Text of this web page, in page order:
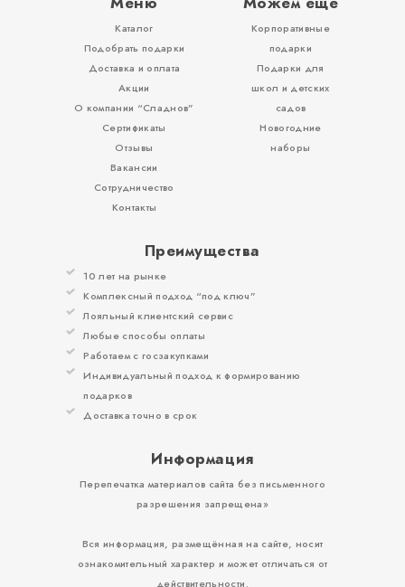
Вложения, игры
Каталог
Подобрать подарки
Доставка и оплата
Акции
О компании “Сладнов”
Сертификаты
Отзывы
Вакансии
Сотрудничество
Контакты
Корпоративные
подарки
Подарки для
школ и детских
садов
Новогодние
наборы
Преимущества
10 лет на рынке
Комплексный подход “под ключ”
Лояльный клиентский сервис
Любые способы оплаты
Работаем с госзакупками
Индивидуальный подход к формированию
подарков
Доставка точно в срок
Информация
Перепечатка материалов сайта без письменного
разрешения запрещена»
Вся информация, размещённая на сайте, носит
ознакомительный характер и может отличаться от
действительности.